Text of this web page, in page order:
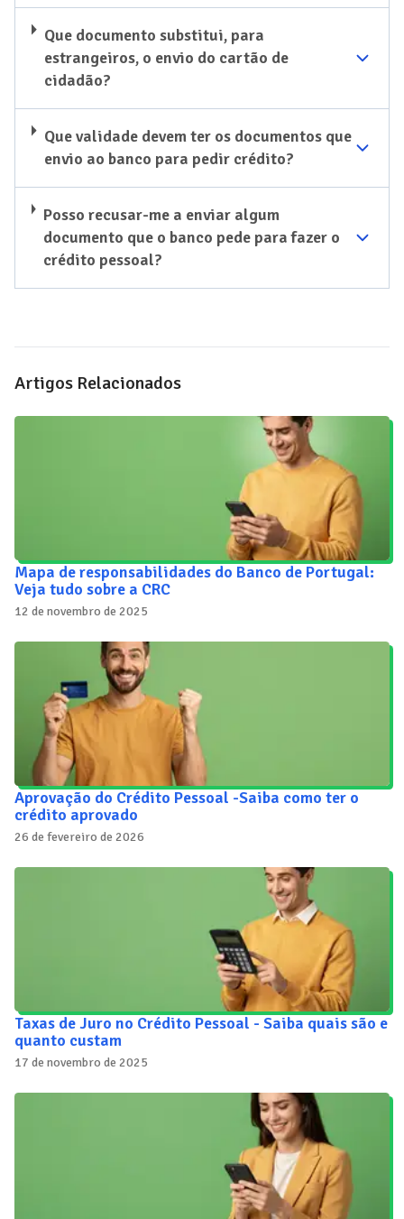
Que documento substitui, para
estrangeiros, o envio do cartão de
cidadão?
Que validade devem ter os documentos que
envio ao banco para pedir crédito?
Posso recusar-me a enviar algum
documento que o banco pede para fazer o
crédito pessoal?
Artigos Relacionados
Mapa de responsabilidades do Banco de Portugal:
Veja tudo sobre a CRC
12 de novembro de 2025
Aprovação do Crédito Pessoal -Saiba como ter o
crédito aprovado
26 de fevereiro de 2026
Taxas de Juro no Crédito Pessoal - Saiba quais são e
quanto custam
17 de novembro de 2025